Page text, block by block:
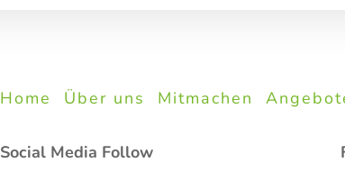
Home Über uns Mitmachen
Social Media Follow